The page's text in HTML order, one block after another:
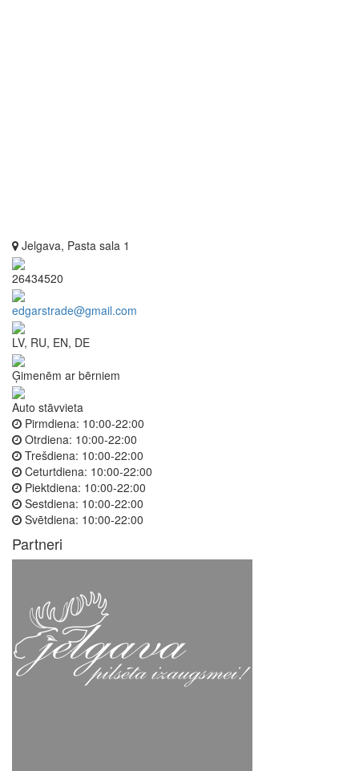
Jelgava, Pasta sala 1
26434520
edgarstrade@gmail.com
LV, RU, EN, DE
Ģimenēm ar bērniem
Auto stāvvieta
Pirmdiena: 10:00-22:00
Otrdiena: 10:00-22:00
Trešdiena: 10:00-22:00
Ceturtdiena: 10:00-22:00
Piektdiena: 10:00-22:00
Sestdiena: 10:00-22:00
Svētdiena: 10:00-22:00
Partneri